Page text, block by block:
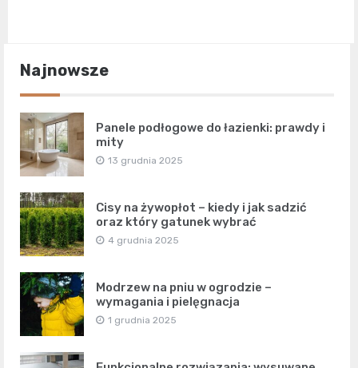
Najnowsze
Panele podłogowe do łazienki: prawdy i
mity
13 grudnia 2025
Cisy na żywopłot – kiedy i jak sadzić
oraz który gatunek wybrać
4 grudnia 2025
Modrzew na pniu w ogrodzie –
wymagania i pielęgnacja
1 grudnia 2025